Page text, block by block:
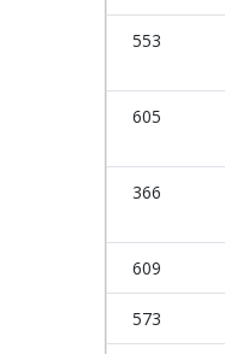
553
605
366
609
573